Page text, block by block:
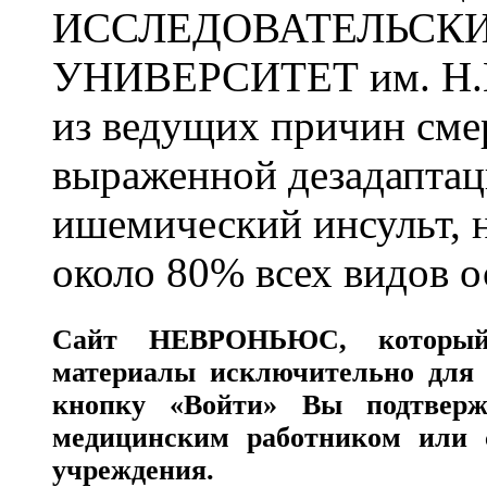
УНИВЕРСИТЕТ им.
из ведущих причин
выраженной
ишемический инсульт,
около 80% всех видов
СайтНЕВРОНЬЮС,
материалы исключительно для
кнопку «Войти» Вы
медицинским работником или
учреждения.